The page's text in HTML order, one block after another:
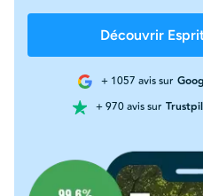
Découvrir
+ 1057 avis sur
+ 970 avis sur